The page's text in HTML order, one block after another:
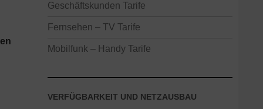
Geschäftskunden Tarife
Fernsehen – TV Tarife
Mobilfunk – Handy Tarife
VERFÜGBARKEIT UND NETZAUSBAU